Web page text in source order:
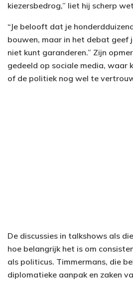
kiezersbedrog,” liet hij scherp
“Je belooft dat je
bouwen, maar in het debat geef
niet kunt garanderen.” Zijn
gedeeld op sociale media, waar
of de politiek nog wel te
De discussies in talkshows als
hoe belangrijk het is om
als politicus. Timmermans, die
diplomatieke aanpak en zaken